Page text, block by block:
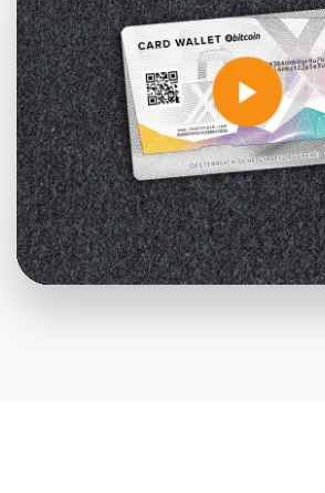
zuzugreifen, klicken Sie auf die
unten. Bitte beachten Sie, dass
an Drittanbieter
Mehr Informationen
Inhalt entsperren
Erforderlichen Service
Inhalte entsperren